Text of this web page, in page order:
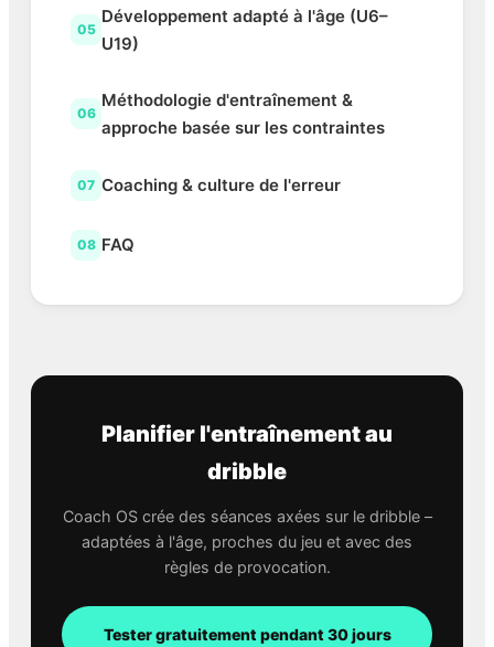
05
Développement adapté à l'âge (U6–
U19)
06
Méthodologie d'entraînement &
approche basée sur les contraintes
07 Coaching & culture de l'erreur
08 FAQ
Planifier l'entraînement au
dribble
Coach OS crée des séances axées sur le dribble –
adaptées à l'âge, proches du jeu et avec des
règles de provocation.
Tester gratuitement pendant 30 jours